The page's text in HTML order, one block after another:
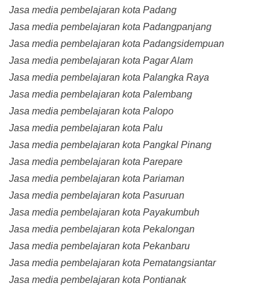
Jasa media pembelajaran kota Padang
Jasa media pembelajaran kota Padangpanjang
Jasa media pembelajaran kota Padangsidempuan
Jasa media pembelajaran kota Pagar Alam
Jasa media pembelajaran kota Palangka Raya
Jasa media pembelajaran kota Palembang
Jasa media pembelajaran kota Palopo
Jasa media pembelajaran kota Palu
Jasa media pembelajaran kota Pangkal Pinang
Jasa media pembelajaran kota Parepare
Jasa media pembelajaran kota Pariaman
Jasa media pembelajaran kota Pasuruan
Jasa media pembelajaran kota Payakumbuh
Jasa media pembelajaran kota Pekalongan
Jasa media pembelajaran kota Pekanbaru
Jasa media pembelajaran kota Pematangsiantar
Jasa media pembelajaran kota Pontianak